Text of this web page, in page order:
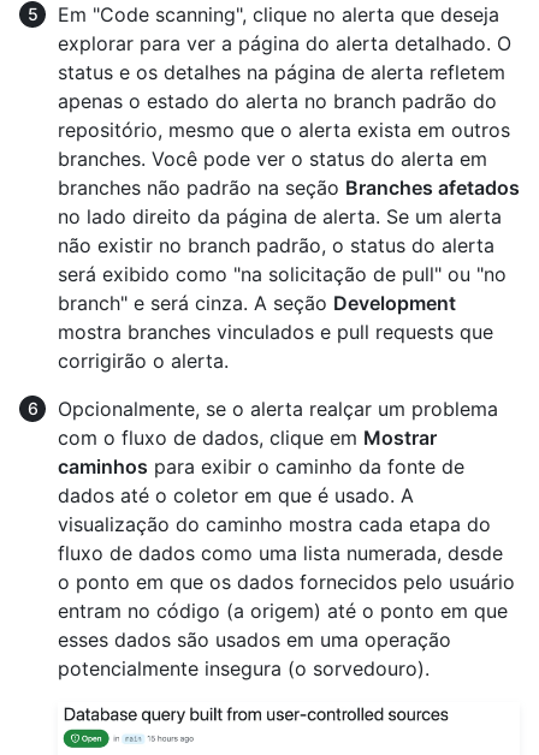
Em "Code scanning", clique no alerta que deseja
explorar para ver a página do alerta detalhado. O
status e os detalhes na página de alerta refletem
apenas o estado do alerta no branch padrão do
repositório, mesmo que o alerta exista em outros
branches. Você pode ver o status do alerta em
branches não padrão na seção Branches afetados
no lado direito da página de alerta. Se um alerta
não existir no branch padrão, o status do alerta
será exibido como "na solicitação de pull" ou "no
branch" e será cinza. A seção Development
mostra branches vinculados e pull requests que
corrigirão o alerta.
Opcionalmente, se o alerta realçar um problema
com o fluxo de dados, clique em Mostrar
caminhos para exibir o caminho da fonte de
dados até o coletor em que é usado. A
visualização do caminho mostra cada etapa do
fluxo de dados como uma lista numerada, desde
o ponto em que os dados fornecidos pelo usuário
entram no código (a origem) até o ponto em que
esses dados são usados em uma operação
potencialmente insegura (o sorvedouro).